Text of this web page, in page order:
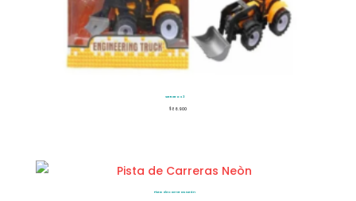
Set Retro x 3
$86.900
Pista de Carreras Neòn